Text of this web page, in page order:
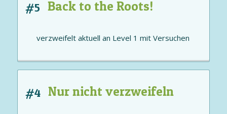
#5 Back to the Roots!
verzweifelt aktuell an Level 1 mitVersuchen
#4 Nur nicht verzweifeln